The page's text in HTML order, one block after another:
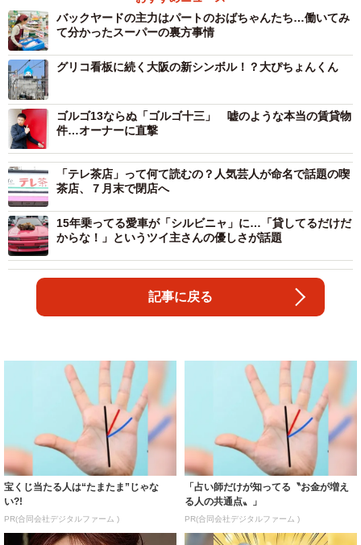
バックヤードの主力はパートのおばちゃんたち…働いてみ
て分かったスーパーの裏方事情
グリコ看板に続く大阪の新シンボル！？大ぴちょんくん
ゴルゴ13ならぬ「ゴルゴ十三」 嘘のような本当の賃貸物
件…オーナーに直撃
「テレ茶店」って何て読むの？人気芸人が命名で話題の喫
茶店、７月末で閉店へ
15年乗ってる愛車が「シルビニャ」に…「貸してるだけだ
からな！」というツイ主さんの優しさが話題
記事に戻る
宝くじ当たる人は“たまたま”じゃな
い?!
PR(合同会社デジタルファーム )
「占い師だけが知ってる〝お金が増え
る人の共通点〟」
PR(合同会社デジタルファーム )